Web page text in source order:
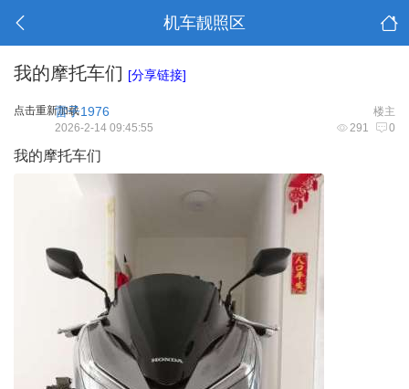
机车靓照区
我的摩托车们 [分享链接]
点击重新加载 楼主
雷子1976
291 0
2026-2-14 09:45:55
我的摩托车们